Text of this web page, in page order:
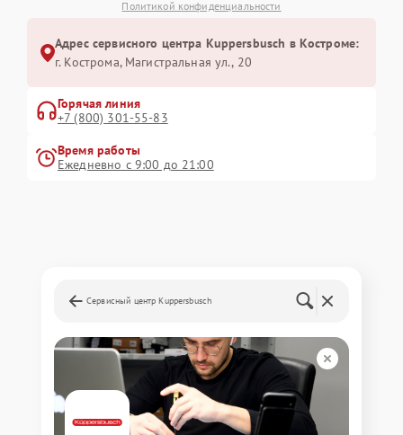
Политикой конфиденциальности
Адрес сервисного центра Kuppersbusch в Костроме:
г. Кострома, Магистральная ул., 20
Горячая линия
+7 (800) 301-55-83
Время работы
Ежедневно с 9:00 до 21:00
Сервисный центр Kuppersbusch